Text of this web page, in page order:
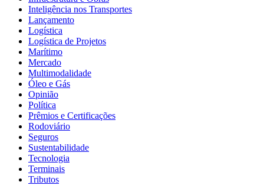
Inteligência nos Transportes
Lançamento
Logística
Logística de Projetos
Marítimo
Mercado
Multimodalidade
Óleo e Gás
Opinião
Política
Prêmios e Certificações
Rodoviário
Seguros
Sustentabilidade
Tecnologia
Terminais
Tributos